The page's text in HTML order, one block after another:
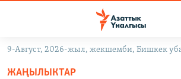
Навигацияга
өтүңүз
9-Август, 2026-жыл, жекшемби, Бишкек
ЖАҢЫЛЫКТАР